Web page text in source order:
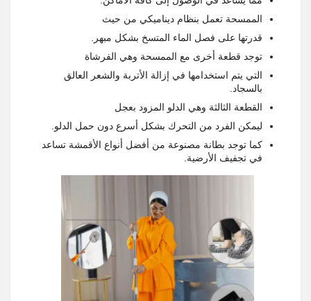
الممسحة تعمل بنظام ديناميكي من حيث
قدرتها على فصل الماء المتسخ بشكل مبهر.
توجد قطعة أخرى مع الممسحة وهي الفرشاة
التي يتم استخدامها في إزالة الأتربة والشعر العالق
بالسجاد.
القطعة الثالثة وهي الدلو المزود بعجل
ليمكن الفرد من التحرك بشكل أسرع دون حمل الدلو.
كما توجد بطانة مصنوعة من أفضل أنواع الأقمشة تساعد
في تجفيف الأرضية.